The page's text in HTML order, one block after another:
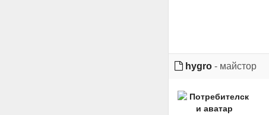
hygro - майстор